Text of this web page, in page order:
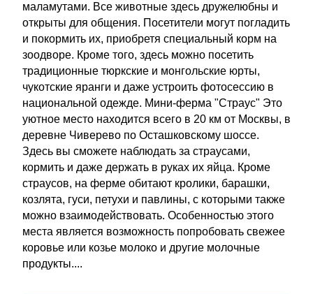
маламутами. Все животные здесь дружелюбны и
открыты для общения. Посетители могут погладить
и покормить их, приобретя специальный корм на
зоодворе. Кроме того, здесь можно посетить
традиционные тюркские и монгольские юрты,
чукотские яранги и даже устроить фотосессию в
национальной одежде. Мини-ферма "Страус" Это
уютное место находится всего в 20 км от Москвы, в
деревне Чиверево по Осташковскому шоссе.
Здесь вы сможете наблюдать за страусами,
кормить и даже держать в руках их яйца. Кроме
страусов, на ферме обитают кролики, барашки,
козлята, гуси, петухи и павлины, с которыми также
можно взаимодействовать. Особенностью этого
места является возможность попробовать свежее
коровье или козье молоко и другие молочные
продукты....